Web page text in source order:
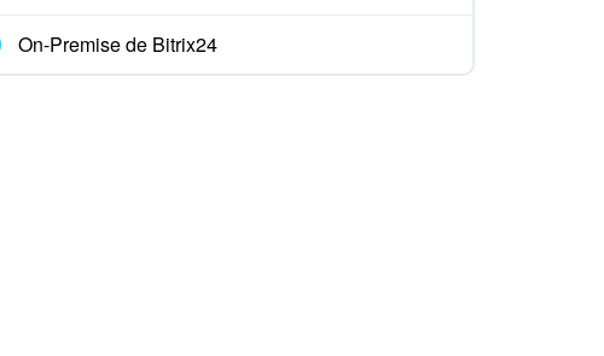
On-Premise de Bitrix24